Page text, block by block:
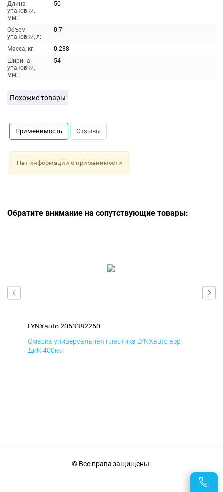
Длина
упаковки,
мм:
50
Объем
упаковки, л:
0.7
Масса, кг:
0.238
Ширина
упаковки,
мм:
54
Похожие товары
Применимость Отзывы
Нет информации о применимости
Обратите внимание на сопутствующие товары:
LYNXauto 2063382260
Смазка универсальная пластика LYNXauto аэр
ДиК 400мл
© Все права защищены.